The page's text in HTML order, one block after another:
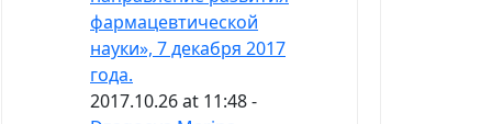
фармацевтической
науки», 7 декабря 2017
года.
2017.10.26 at 11:48 -